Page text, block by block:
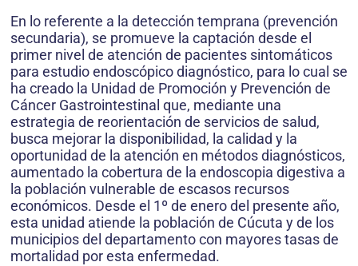
En lo referente a la detección temprana (prevención
secundaria), se promueve la captación desde el
primer nivel de atención de pacientes sintomáticos
para estudio endoscópico diagnóstico, para lo cual se
ha creado la Unidad de Promoción y Prevención de
Cáncer Gastrointestinal que, mediante una
estrategia de reorientación de servicios de salud,
busca mejorar la disponibilidad, la calidad y la
oportunidad de la atención en métodos diagnósticos,
aumentado la cobertura de la endoscopia digestiva a
la población vulnerable de escasos recursos
económicos. Desde el 1º de enero del presente año,
esta unidad atiende la población de Cúcuta y de los
municipios del departamento con mayores tasas de
mortalidad por esta enfermedad.